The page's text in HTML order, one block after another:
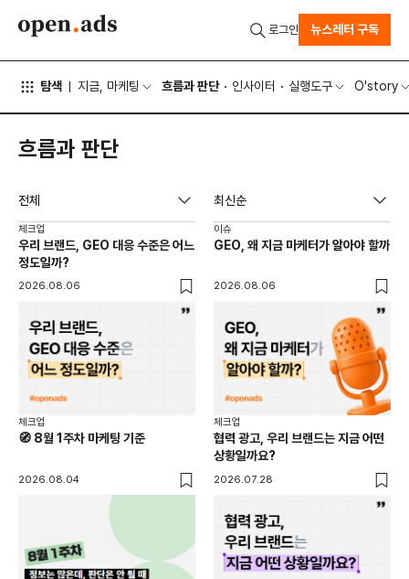
탐색 지금, 마케팅 흐름과 판단 인사이터 실행도구 O'story
로그인 뉴스레터 구독
흐름과 판단
전체 최신순
체크업
우리 브랜드, GEO 대응 수준은 어느
정도일까?
2026.08.06
이슈
GEO, 왜 지금 마케터가 알아야 할까
2026.08.06
체크업
🧭 8월 1주차 마케팅 기준
2026.08.04
체크업
협력 광고, 우리 브랜드는 지금 어떤
상황일까요?
2026.07.28